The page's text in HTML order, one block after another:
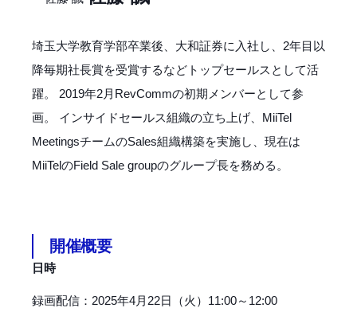
埼玉大学教育学部卒業後、大和証券に入社し、2年目以
降毎期社長賞を受賞するなどトップセールスとして活
躍。 2019年2月RevCommの初期メンバーとして参
画。 インサイドセールス組織の立ち上げ、MiiTel
MeetingsチームのSales組織構築を実施し、現在は
MiiTelのField Sale groupのグループ長を務める。
開催概要
日時
録画配信：2025年4月22日（火）11:00～12:00